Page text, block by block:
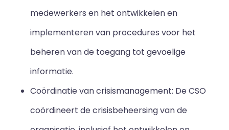
medewerkers en het ontwikkelen en
implementeren van procedures voor het
beheren van de toegang tot gevoelige
informatie.
Coördinatie van crisismanagement: De CSO
coördineert de crisisbeheersing van de